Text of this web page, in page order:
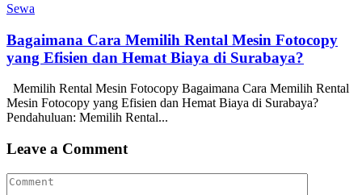
Sewa
Bagaimana Cara Memilih Rental Mesin Fotocopy
yang Efisien dan Hemat Biaya di Surabaya?
Memilih Rental Mesin Fotocopy Bagaimana Cara Memilih Rental
Mesin Fotocopy yang Efisien dan Hemat Biaya di Surabaya?
Pendahuluan: Memilih Rental...
Leave a Comment